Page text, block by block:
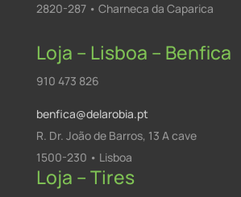
2820-287 • Charneca da Caparica
Loja – Lisboa – Benfica
910 473 826
benfica@delarobia.pt
R. Dr. João de Barros, 13 A cave
1500-230 • Lisboa
Loja – Tires